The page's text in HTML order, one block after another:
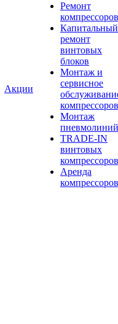
Акции
Ремонт
компрессоров
Капитальный
ремонт
винтовых
блоков
Монтаж и
сервисное
компрессоров
Монтаж
пневмолиний
TRADE-IN
винтовых
компрессоров
Аренда
компрессоров